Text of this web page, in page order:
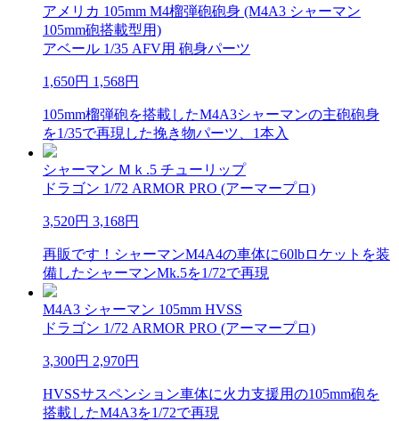
アメリカ 105mm M4榴弾砲砲身 (M4A3 シャーマン
105mm砲搭載型用)
アベール 1/35 AFV用 砲身パーツ
1,650円 1,568円
105mm榴弾砲を搭載したM4A3シャーマンの主砲砲身
を1/35で再現した挽き物パーツ、1本入
シャーマン Ｍｋ.5 チューリップ
ドラゴン 1/72 ARMOR PRO (アーマープロ)
3,520円 3,168円
再販です！シャーマンM4A4の車体に60lbロケットを装
備したシャーマンMk.5を1/72で再現
M4A3 シャーマン 105mm HVSS
ドラゴン 1/72 ARMOR PRO (アーマープロ)
3,300円 2,970円
HVSSサスペンション車体に火力支援用の105mm砲を
搭載したM4A3を1/72で再現